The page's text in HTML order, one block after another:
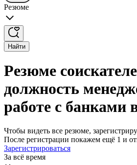
Резюме
Найти
Резюме
должность
работе с банками
Чтобы видеть все резюме,
После регистрации покажем ещё 1 и
Зарегистрироваться
За всё время